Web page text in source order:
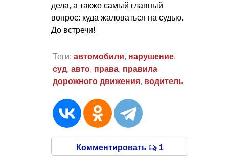
дела, а также самый главный
вопрос: куда жаловаться на судью.
До встречи!
Теги: автомобили, нарушение,
суд, авто, права, правила
дорожного движения, водитель
Комментировать 1